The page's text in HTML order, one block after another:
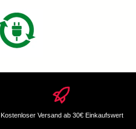
Kostenloser Versand ab 30€ Einkaufswert